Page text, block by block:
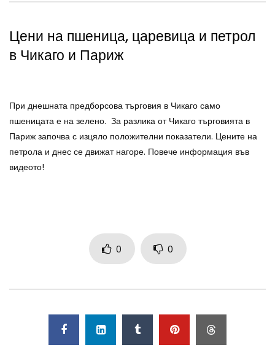
Цени на пшеница, царевица и петрол
в Чикаго и Париж
При днешната предборсова търговия в Чикаго само
пшеницата е на зелено. За разлика от Чикаго търговията в
Париж започва с изцяло положителни показатели. Цените на
петрола и днес се движат нагоре. Повече информация във
видеото!
0 0